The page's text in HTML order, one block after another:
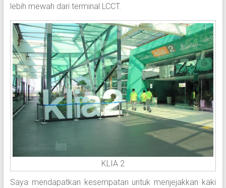
lebih mewah dari terminal LCCT.
KLIA 2
Saya mendapatkan kesempatan untuk menjejakkan kaki